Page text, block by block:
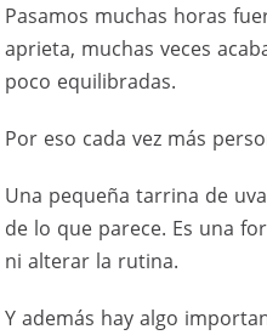
Pasamos muchas horas
aprieta, muchas veces
poco equilibradas.
Por eso cada vez más
Una pequeña tarrina de
de lo que parece. Es una
ni alterar la rutina.
Y además hay algo